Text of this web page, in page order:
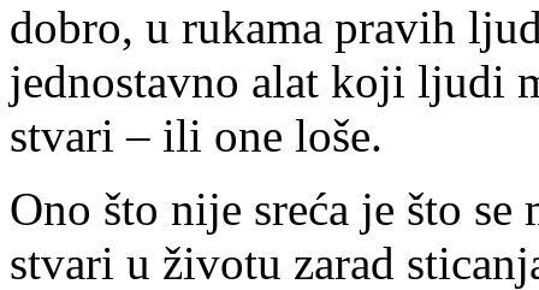
dobro, u rukama pravih
jednostavno alat koji ljudi
stvari – ili one loše.
Ono što nije sreća je što
stvari u životu zarad